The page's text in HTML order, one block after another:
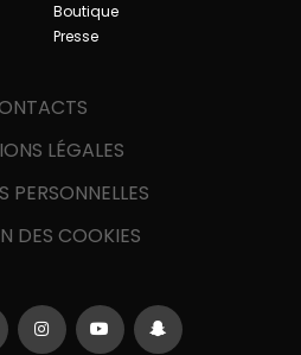
Boutique
Presse
LÉGALES
PERSONNELLES
DES COOKIES